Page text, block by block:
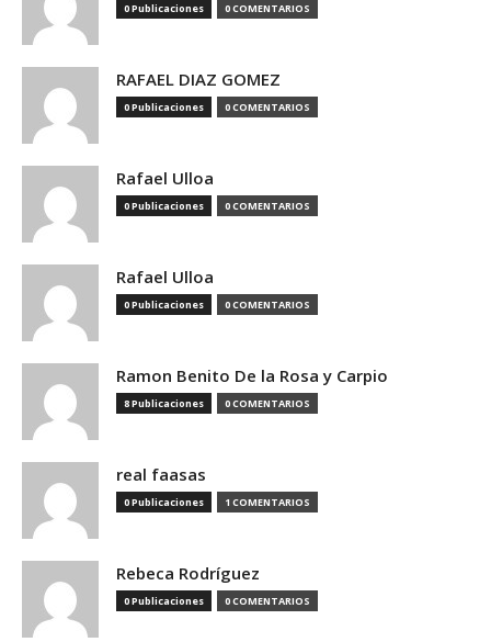
0 Publicaciones 0 COMENTARIOS
RAFAEL DIAZ GOMEZ
0 Publicaciones 0 COMENTARIOS
Rafael Ulloa
0 Publicaciones 0 COMENTARIOS
Rafael Ulloa
0 Publicaciones 0 COMENTARIOS
Ramon Benito De la Rosa y Carpio
8 Publicaciones 0 COMENTARIOS
real faasas
0 Publicaciones 1 COMENTARIOS
Rebeca Rodríguez
0 Publicaciones 0 COMENTARIOS